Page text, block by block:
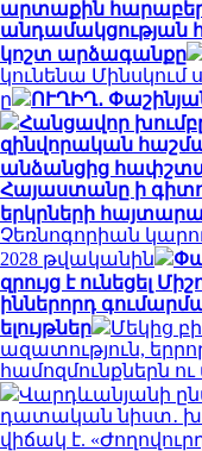
արտաքին
անդամակցության
կոշտ արձագանքը
կունենա Մինսկում
ը
ՈՒՂԻՂ․
Հանցավոր
զինվորական
անձանցից
Հայաստանը ի
երկրների
Չեռնոգորիան
2028 թվականին
զրույց է ունեցել
իններորդ
ելույթներ
Մեկից
ազատություն,
համոզմունքներն
Վարդևանյանի
դատական նիստ․
վիճակ է.